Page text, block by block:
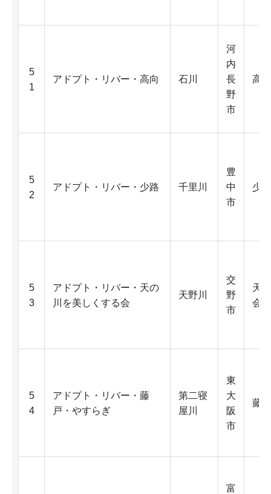
5
1
アドプト・リバー・高向 石川
河
内
長
野
市
高
5
2
アドプト・リバー・少路 千里川
豊
中
市
少
5
3
アドプト・リバー・天の
川を美しくする会
天野川
交
野
市
天
会
5
4
アドプト・リバー・藤
戸・やすらぎ
第二寝
屋川
東
大
阪
市
藤
富